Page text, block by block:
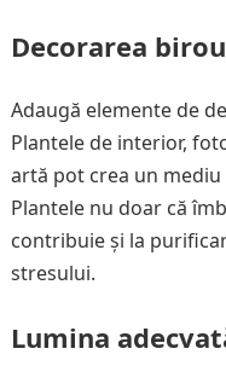
Decorarea
Adaugă elemente de
Plantele de interior,
artă pot crea un
Plantele nu doar că
contribuie și la
stresului.
Lumina